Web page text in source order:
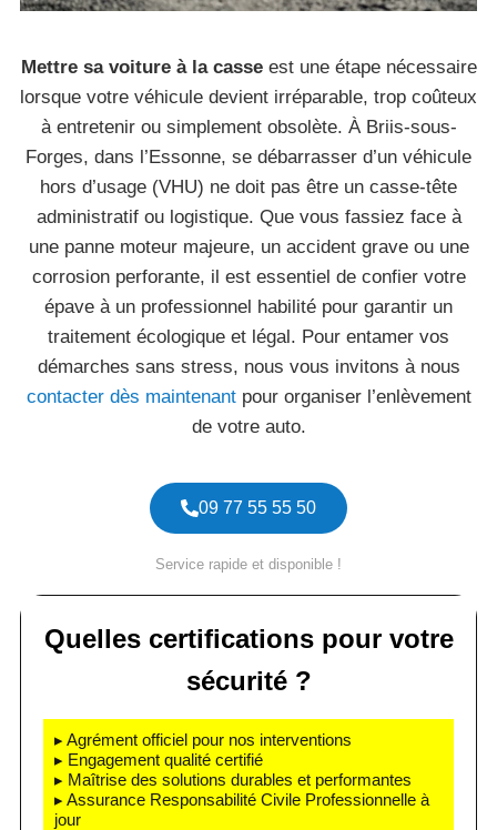
Mettre sa voiture à la casseest une étape nécessaire
lorsque votre véhicule devient irréparable, trop coûteux
à entretenir ou simplement obsolète. À Briis-sous-
Forges, dans l’Essonne, se débarrasser d’un véhicule
hors d’usage (VHU) ne doit pas être un casse-tête
administratif ou logistique. Que vous fassiez face à
une panne moteur majeure, un accident grave ou une
corrosion perforante, il est essentiel de confier votre
épave à un professionnel habilité pour garantir un
traitement écologique et légal. Pour entamer vos
démarches sans stress, nous vous invitons à nous
contacter dès maintenantpour organiser l’enlèvement
de votre auto.
09 77 55 55 50
Service rapide et disponible !
Quelles certifications pour votre
sécurité ?
▸ Agrément officiel pour nos interventions
▸ Engagement qualité certifié
▸ Maîtrise des solutions durables et performantes
▸ Assurance Responsabilité Civile Professionnelle à
jour